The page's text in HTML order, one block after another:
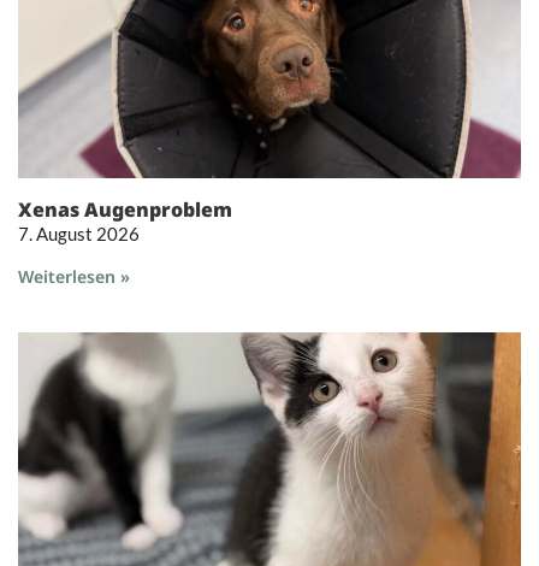
Xenas Augenproblem
7. August 2026
Weiterlesen »